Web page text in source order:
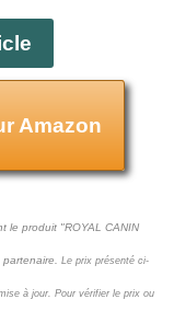
Amazon
le produit "ROYAL CANIN
Le prix présenté ci-
à jour. Pour vérifier le prix ou